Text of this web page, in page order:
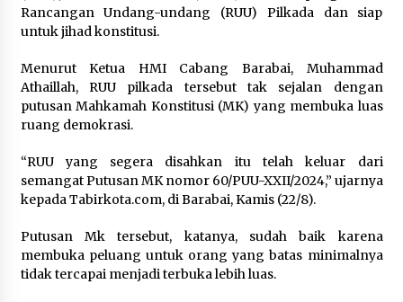
Pimpin Kunker ke Pemkab Gunung Kidul
Agustus 5, 2026
Eksekusi Putusan PN, Kejari Kotabaru Setor
PNBP 400 Juta dari Kasus Tambang Ilegal
Agustus 5, 2026
Hadiri Forum Komunikasi dan Kemitraan BPJS,
Sekda Tapin Komitmen Tingkatkan Layanan
Kesehatan
Agustus 4, 2026
Kejari HST Musnahkan Barang Bukti 27 Perkara
Inkracht van Gewisjde
Agustus 4, 2026
Rancangan Undang-undang (RUU) Pilkada dan siap
untuk jihad konstitusi.
Menurut Ketua HMI Cabang Barabai, Muhammad
Athaillah, RUU pilkada tersebut tak sejalan dengan
putusan Mahkamah Konstitusi (MK) yang membuka luas
ruang demokrasi.
“RUU yang segera disahkan itu telah keluar dari
semangat Putusan MK nomor 60/PUU-XXII/2024,” ujarnya
kepada Tabirkota.com, di Barabai, Kamis (22/8).
Putusan Mk tersebut, katanya, sudah baik karena
membuka peluang untuk orang yang batas minimalnya
tidak tercapai menjadi terbuka lebih luas.